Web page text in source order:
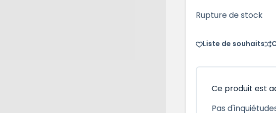
Rupture de stock
Liste de souhaits
Ce produit est
Pas